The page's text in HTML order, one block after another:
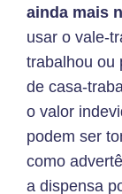
ainda mais
usar o vale-
trabalhou ou
de casa-
o valor
podem ser
como
a dispensa